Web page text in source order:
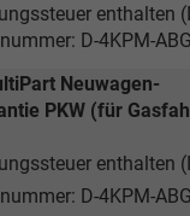
enthalten
D-4KPM-
Neuwagen-
PKW (für
enthalten
D-4KPM-